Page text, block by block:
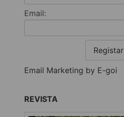
Email:
Registar
Email Marketing by E-goi
REVISTA